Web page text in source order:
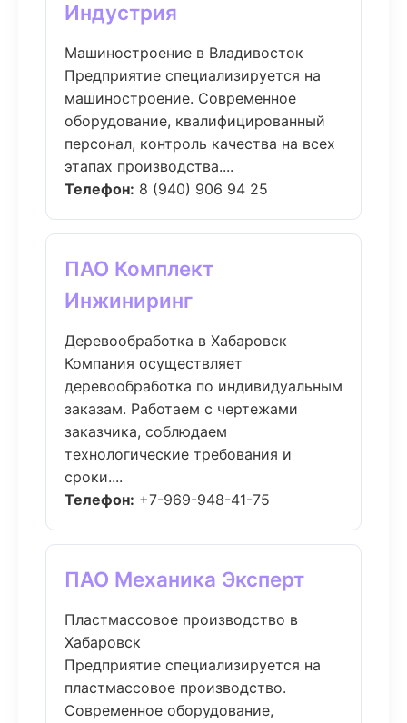
Индустрия
Машиностроение в Владивосток
Предприятие специализируется на
машиностроение. Современное
оборудование, квалифицированный
персонал, контроль качества на всех
этапах производства....
Телефон: 8 (940) 906 94 25
ПАО Комплект
Инжиниринг
Деревообработка в Хабаровск
Компания осуществляет
деревообработка по индивидуальным
заказам. Работаем с чертежами
заказчика, соблюдаем
технологические требования и
сроки....
Телефон: +7-969-948-41-75
ПАО Механика Эксперт
Пластмассовое производство в
Хабаровск
Предприятие специализируется на
пластмассовое производство.
Современное оборудование,